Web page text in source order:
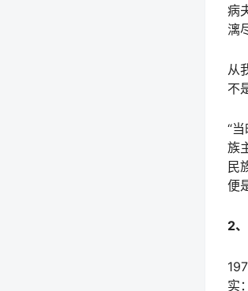
病
漓
从
不
“
族
民
便
2
实